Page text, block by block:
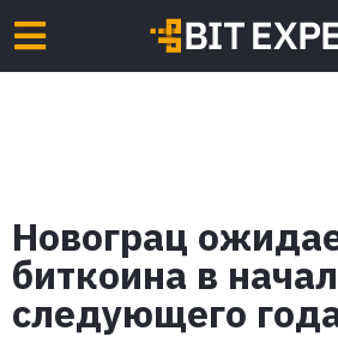
Новограц
биткоина в
следующего